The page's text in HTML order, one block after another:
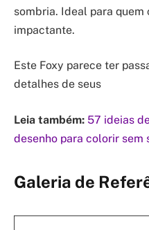
sombria. Ideal para
impactante.
Este Foxy parece ter
detalhes de seus
Leia também: 57 ideias
desenho para colorir sem
Galeria de